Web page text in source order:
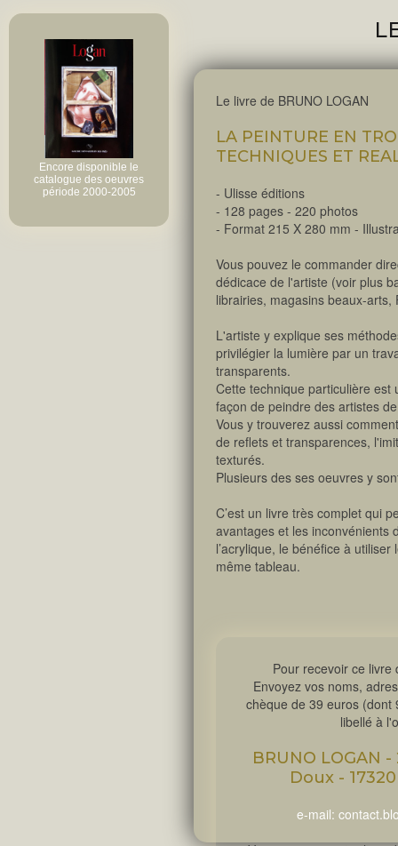
Le livre de BRUNO LOGAN
LA PEINTURE EN
TECHNIQUES ET
- Ulisse éditions
- 128 pages - 220 photos
- Format 215 X 280 mm -
Vous pouvez le commander
dédicace de l'artiste (voir plus
librairies, magasins beaux-arts,
L'artiste y explique ses
privilégier la lumière par un
transparents.
Cette technique particulière
façon de peindre des artistes
Vous y trouverez aussi
de reflets et transparences,
texturés.
Plusieurs des ses oeuvres y
C’est un livre très complet qui
avantages et les inconvénients
l’acrylique, le bénéfice à
même tableau.
Pour recevoir ce livre
Envoyez vos noms,
chèque de 39 euros (dont
libellé à
BRUNO LOGAN
Doux -
e-mail:
Encore disponible le
catalogue des oeuvres